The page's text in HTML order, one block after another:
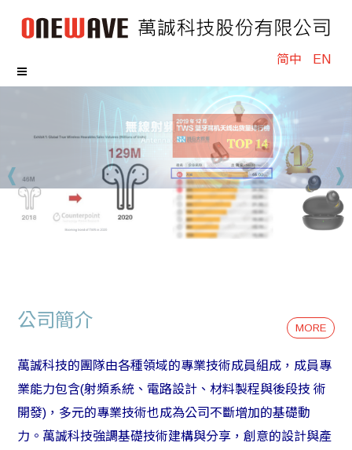
简中 EN
公司簡介 MORE
萬誠科技的團隊由各種領域的專業技術成員組成，成員專
業能力包含(射頻系統、電路設計、材料製程與後段技 術
開發)，多元的專業技術也成為公司不斷增加的基礎動
力。萬誠科技強調基礎技術建構與分享，創意的設計與產